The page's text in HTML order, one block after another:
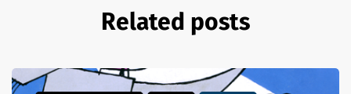
Related posts